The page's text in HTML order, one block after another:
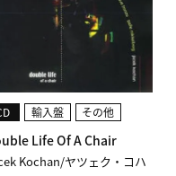
Kochan/ヤツェク・コハ
Life Of A Chair
輸入盤 その他